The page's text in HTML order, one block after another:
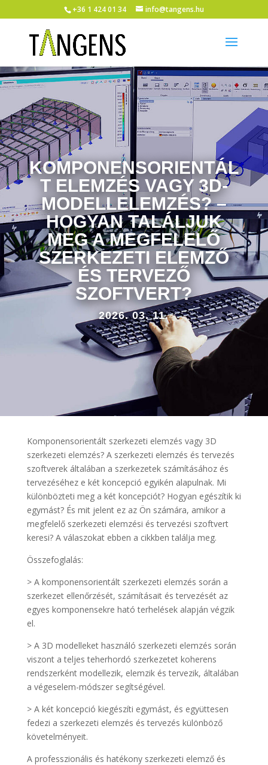
+36 1 424 01 34 info@tangens.hu
KOMPONENSORIENTÁL
T ELEMZÉS VAGY 3D-
MODELLELEMZÉS? –
HOGYAN TALÁLJUK
MEG A MEGFELELŐ
SZERKEZETI ELEMZŐ
ÉS TERVEZŐ
SZOFTVERT?
2026. 03. 11.
Komponensorientált szerkezeti elemzés vagy 3D
szerkezeti elemzés? A szerkezeti elemzés és tervezés
szoftverek általában a szerkezetek számításához és
tervezéséhez e két koncepció egyikén alapulnak. Mi
különbözteti meg a két koncepciót? Hogyan egészítik ki
egymást? És mit jelent ez az Ön számára, amikor a
megfelelő szerkezeti elemzési és tervezési szoftvert
keresi? A válaszokat ebben a cikkben találja meg.
Összefoglalás:
> A komponensorientált szerkezeti elemzés során a
szerkezet ellenőrzését, számításait és tervezését az
egyes komponensekre ható terhelések alapján végzik
el.
> A 3D modelleket használó szerkezeti elemzés során
viszont a teljes teherhordó szerkezetet koherens
rendszerként modellezik, elemzik és tervezik, általában
a végeselem-módszer segítségével.
> A két koncepció kiegészíti egymást, és együttesen
fedezi a szerkezeti elemzés és tervezés különböző
követelményeit.
A professzionális és hatékony szerkezeti elemző és